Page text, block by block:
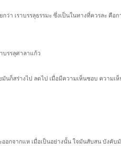
า เราบรรลุธรรมะ ซึ่งเป็นในทางที่ควรละ คือก
บรรลุศาลาแก้ว
มันก็สร่างไป ลดไป เมื่อมีความเห็นชอบ ความเ
อกจากแห เมื่อเป็นอย่างนั้น ใจมันสับสน บังคับ